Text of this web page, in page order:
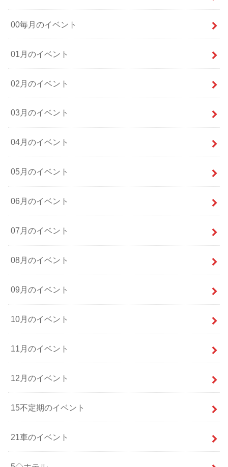
00毎月のイベント
01月のイベント
02月のイベント
03月のイベント
04月のイベント
05月のイベント
06月のイベント
07月のイベント
08月のイベント
09月のイベント
10月のイベント
11月のイベント
12月のイベント
15不定期のイベント
21車のイベント